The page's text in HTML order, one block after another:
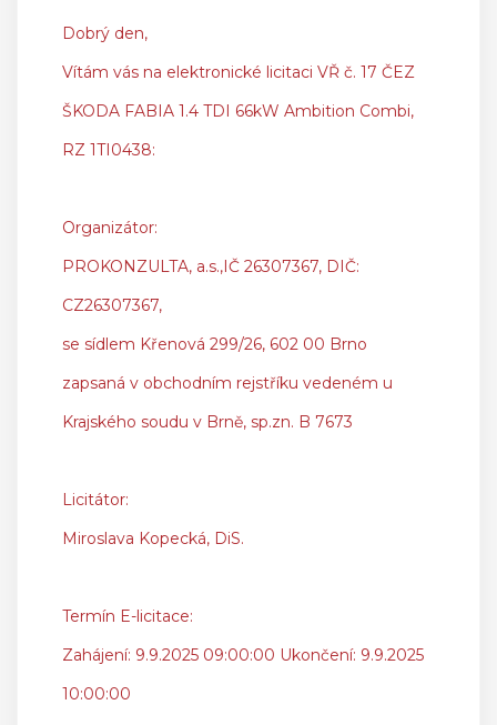
Dobrý den,
Vítám vás na elektronické licitaci VŘ č. 17 ČEZ
ŠKODA FABIA 1.4 TDI 66kW Ambition Combi,
RZ 1TI0438:
Organizátor:
PROKONZULTA, a.s.,IČ 26307367, DIČ:
CZ26307367,
se sídlem Křenová 299/26, 602 00 Brno
zapsaná v obchodním rejstříku vedeném u
Krajského soudu v Brně, sp.zn. B 7673
Licitátor:
Miroslava Kopecká, DiS.
Termín E-licitace:
Zahájení: 9.9.2025 09:00:00 Ukončení: 9.9.2025
10:00:00